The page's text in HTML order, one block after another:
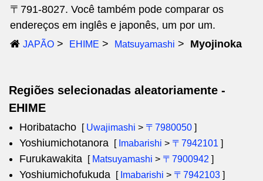
〒791-8027. Você também pode comparar os
endereços em inglês e japonês, um por um.
JAPÃO EHIME Matsuyamashi Myojinoka
Regiões selecionadas aleatoriamente -
EHIME
Horibatacho [ Uwajimashi > 〒7980050 ]
Yoshiumichotanora [ Imabarishi > 〒7942101 ]
Furukawakita [ Matsuyamashi > 〒7900942 ]
Yoshiumichofukuda [ Imabarishi > 〒7942103 ]